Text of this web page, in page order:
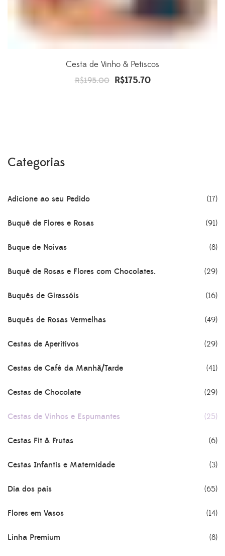
Cesta de Vinho & Petiscos
R$195.00 O
R$175.70O
Categorias
Adicione ao seu Pedido (17)
Buquê de Flores e Rosas (91)
Buque de Noivas (8)
Buquê de Rosas e Flores com Chocolates. (29)
Buquês de Girassóis (16)
Buquês de Rosas Vermelhas (49)
Cestas de Aperitivos (29)
Cestas de Café da Manhã/Tarde (41)
Cestas de Chocolate (29)
Cestas de Vinhos e Espumantes (25)
Cestas Fit & Frutas (6)
Cestas Infantis e Maternidade (3)
Dia dos pais (65)
Flores em Vasos (14)
Linha Premium (8)